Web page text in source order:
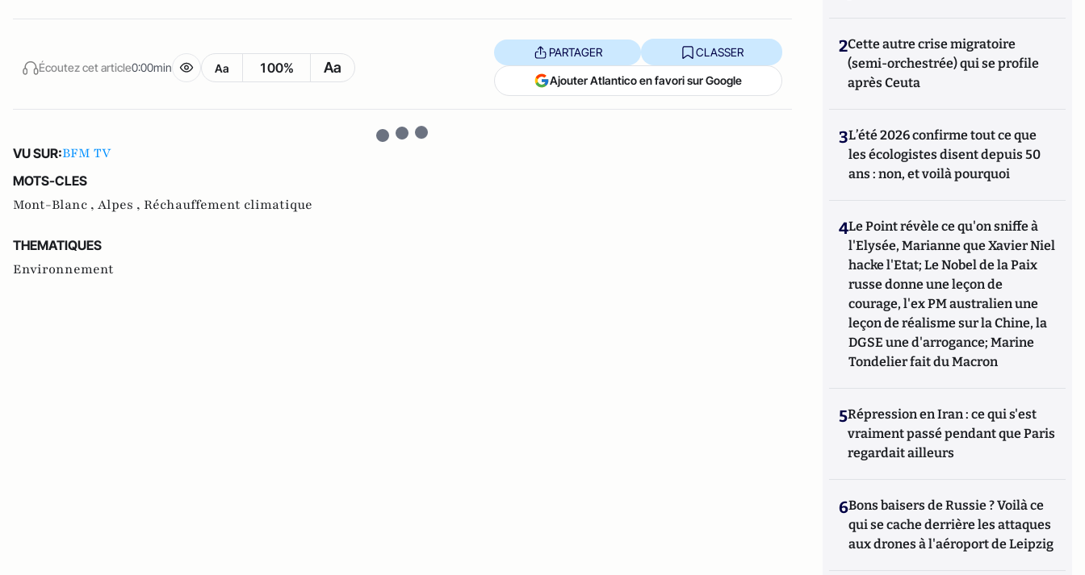
Écoutez cet article0:00min Aa 100% Aa
PARTAGER CLASSER
Ajouter Atlantico en favori sur Google
VU SUR:BFM TV
MOTS-CLES
Mont-Blanc , Alpes , Réchauffement climatique
THEMATIQUES
Environnement
2Cette autre crise migratoire
(semi-orchestrée) qui se profile
après Ceuta
3L’été 2026 confirme tout ce que
les écologistes disent depuis 50
ans : non, et voilà pourquoi
4Le Point révèle ce qu'on sniffe à
l'Elysée, Marianne que Xavier Niel
hacke l'Etat; Le Nobel de la Paix
russe donne une leçon de
courage, l'ex PM australien une
leçon de réalisme sur la Chine, la
DGSE une d'arrogance; Marine
Tondelier fait du Macron
5Répression en Iran : ce qui s'est
vraiment passé pendant que Paris
regardait ailleurs
6Bons baisers de Russie ? Voilà ce
qui se cache derrière les attaques
aux drones à l'aéroport de Leipzig